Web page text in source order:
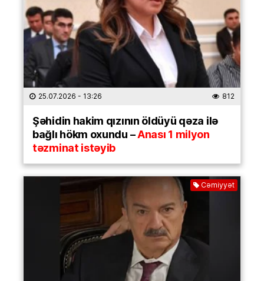
25.07.2026 - 13:26 812
Şəhidin hakim qızının öldüyü qəza ilə
bağlı hökm oxundu –Anası 1 milyon
təzminat istəyib
Cəmiyyət